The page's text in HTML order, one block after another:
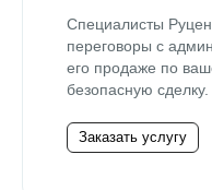
Специалисты
переговоры с
его продаже по
безопасную сделку.
Заказать услугу